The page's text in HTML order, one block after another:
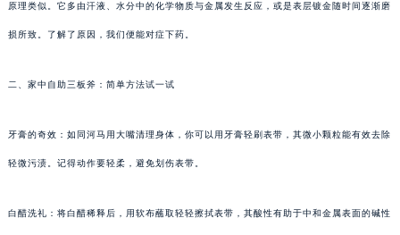
原理类似。它多由汗液、水分中的化学物质与金属发生反应，或是表层镀金随时间逐渐磨
损所致。了解了原因，我们便能对症下药。
二、家中自助三板斧：简单方法试一试
牙膏的奇效：如同河马用大嘴清理身体，你可以用牙膏轻刷表带，其微小颗粒能有效去除
轻微污渍。记得动作要轻柔，避免划伤表带。
白醋洗礼：将白醋稀释后，用软布蘸取轻轻擦拭表带，其酸性有助于中和金属表面的碱性